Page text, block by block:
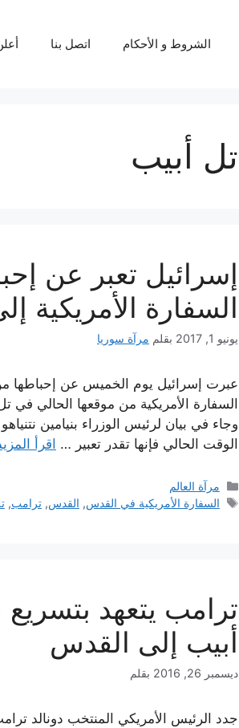
الشروط و الأحكام اتصل بنا
تل أبيب
إسرائيل تعبر عن
السفارة الأمريكية
يونيو 1, 2017 بقلم مرآة سوريا
عبرت إسرائيل يوم الخميس عن إحباطها
السفارة الأمريكية من موقعها الحالي
وجاء في بيان لرئيس الوزراء بنيامين
الوقت الحالي فإنها تقدر تعبير …
اقرأ
التصنيفات
مرآة العالم
الوسوم
السفارة الأمريكية في القدس, القدس,ترامب,
ترامب يتعهد
أبيب إلى القدس
ديسمبر 26, 2016 بقلم
جدد الرئيس الأمريكي المنتخب دونالد